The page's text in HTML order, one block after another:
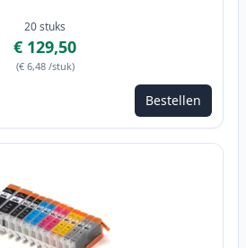
20stuks
€ 129,50
(€ 6,48 /stuk)
aan te passen Bestellen